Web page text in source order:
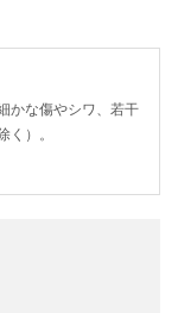
かな傷やシワ、若干
）。